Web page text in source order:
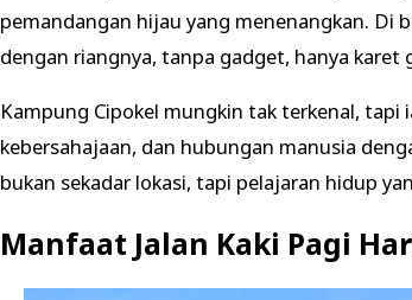
pemandangan hijau yang menenangkan. Di
dengan riangnya, tanpa gadget, hanya karet
Kampung Cipokel mungkin tak terkenal,
kebersahajaan, dan hubungan manusia
bukan sekadar lokasi, tapi pelajaran hidup
Manfaat Jalan Kaki Pagi